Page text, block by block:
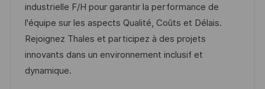
a
c
i
ó
n
h
a
d
e
p
e
e
m
p
e
g
o
r
industrielle F/H pour garantir la performance de
l'équipe sur les aspects Qualité, Coûts et Délais.
Rejoignez Thales et participez à des projets
innovants dans un environnement inclusif et
dynamique.